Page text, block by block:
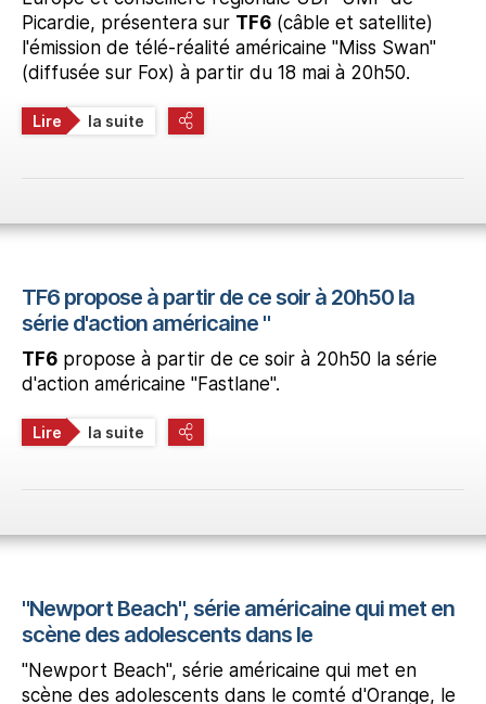
Picardie, présentera sur TF6 (câble et satellite)
l'émission de télé-réalité américaine "Miss Swan"
(diffusée sur Fox) à partir du 18 mai à 20h50.
Lire la suite
TF6 propose à partir de ce soir à 20h50 la
série d'action américaine "
TF6 propose à partir de ce soir à 20h50 la série
d'action américaine "Fastlane".
Lire la suite
"Newport Beach", série américaine qui met en
scène des adolescents dans le
"Newport Beach", série américaine qui met en
scène des adolescents dans le comté d'Orange, le